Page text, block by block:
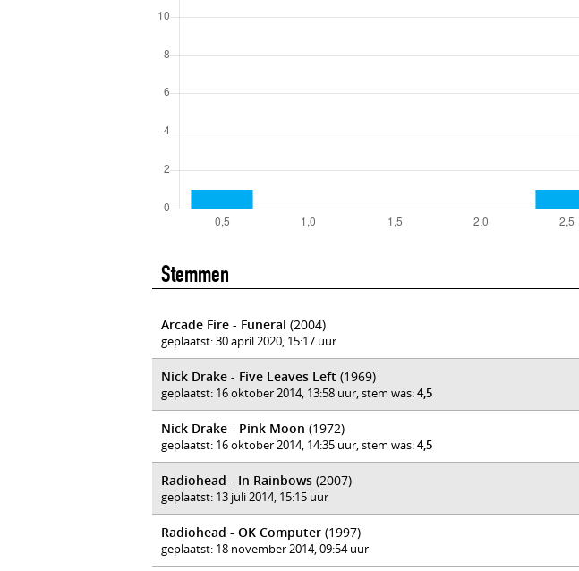
Stemmen
Arcade Fire - Funeral (2004)
geplaatst: 30 april 2020, 15:17 uur
Nick Drake - Five Leaves Left (1969)
geplaatst: 16 oktober 2014, 13:58 uur, stem was:4,5
Nick Drake - Pink Moon (1972)
geplaatst: 16 oktober 2014, 14:35 uur, stem was:4,5
Radiohead - In Rainbows (2007)
geplaatst: 13 juli 2014, 15:15 uur
Radiohead - OK Computer (1997)
geplaatst: 18 november 2014, 09:54 uur